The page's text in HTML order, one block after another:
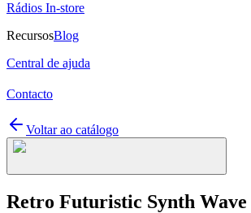
Rádios In-store
RecursosBlog
Central de ajuda
Contacto
Voltar ao catálogo
Retro Futuristic Synth Wave